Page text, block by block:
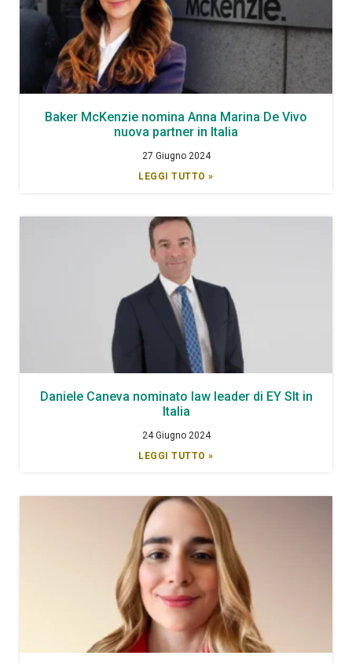
Baker McKenzie nomina Anna Marina De Vivo
nuova partner in Italia
27 Giugno 2024
LEGGI TUTTO »
Daniele Caneva nominato law leader di EY Slt in
Italia
24 Giugno 2024
LEGGI TUTTO »